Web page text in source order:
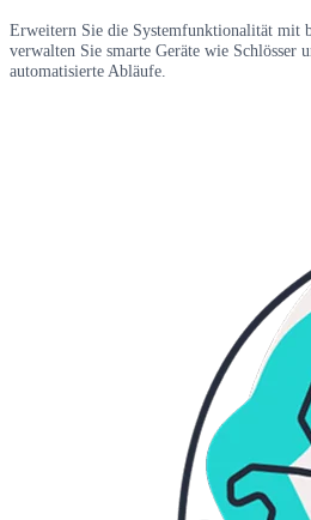
Erweitern Sie die Systemfunktionalität mit
verwalten Sie smarte Geräte wie Schlösser
automatisierte Abläufe.